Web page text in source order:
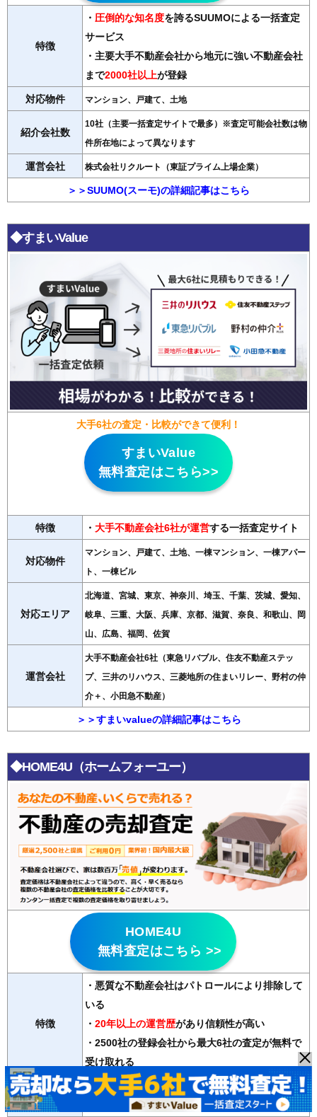
特徴
・ 圧倒的な知名度を誇るSUUMOによる一括査定
サービス
・主要大手不動産会社から地元に強い不動産会社
まで2000社以上が登録
対応物件 マンション、戸建て、土地
紹介会社数
10社（主要一括査定サイトで最多）※査定可能会社数は物
件所在地によって異なります
運営会社 株式会社リクルート（東証プライム上場企業）
＞＞SUUMO(スーモ)の詳細記事はこちら
◆すまいValue
大手6社の査定・比較ができて便利！
すまいValue
無料査定はこちら>>
特徴 ・ 大手不動産会社6社が運営する一括査定サイト
対応物件
マンション、戸建て、土地、一棟マンション、一棟アパー
ト、一棟ビル
対応エリア
北海道、宮城、東京、神奈川、埼玉、千葉、茨城、愛知、
岐阜、三重、大阪、兵庫、京都、滋賀、奈良、和歌山、岡
山、広島、福岡、佐賀
運営会社
大手不動産会社6社（東急リバブル、住友不動産ステッ
プ、三井のリハウス、三菱地所の住まいリレー、野村の仲
介＋、小田急不動産）
＞＞すまいvalueの詳細記事はこちら
◆HOME4U（ホームフォーユー）
HOME4U
無料査定はこちら >>
特徴
・悪質な不動産会社はパトロールにより排除して
いる
・ 20年以上の運営歴があり信頼性が高い
・2500社の登録会社から最大6社の査定が無料で
受け取れる
対応物件
マンション、戸建て、土地、ビル、アパート、店舗・事務